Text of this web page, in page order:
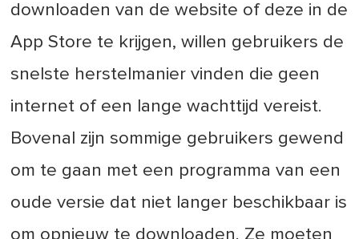
downloaden van de website of deze in de
App Store te krijgen, willen gebruikers de
snelste herstelmanier vinden die geen
internet of een lange wachttijd vereist.
Bovenal zijn sommige gebruikers gewend
om te gaan met een programma van een
oude versie dat niet langer beschikbaar is
om opnieuw te downloaden. Ze moeten